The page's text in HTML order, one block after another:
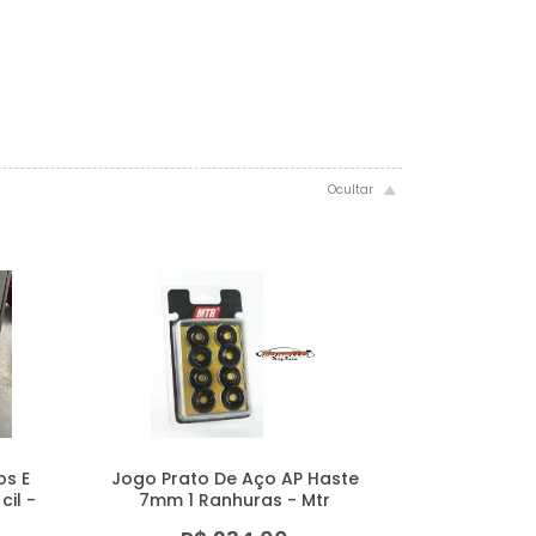
E
-
Jogo Prato De Aço AP Haste
7mm 1 Ranhuras - Mtr